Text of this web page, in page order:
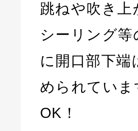
跳ねや吹き
シーリング
に開口部下
められてい
OK！